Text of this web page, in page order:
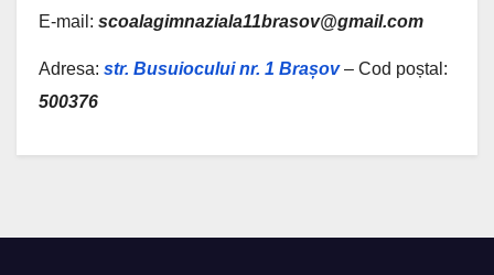
E-mail: scoalagimnaziala11brasov@gmail.com
Adresa: str. Busuiocului nr. 1 Brașov– Cod poștal:
500376